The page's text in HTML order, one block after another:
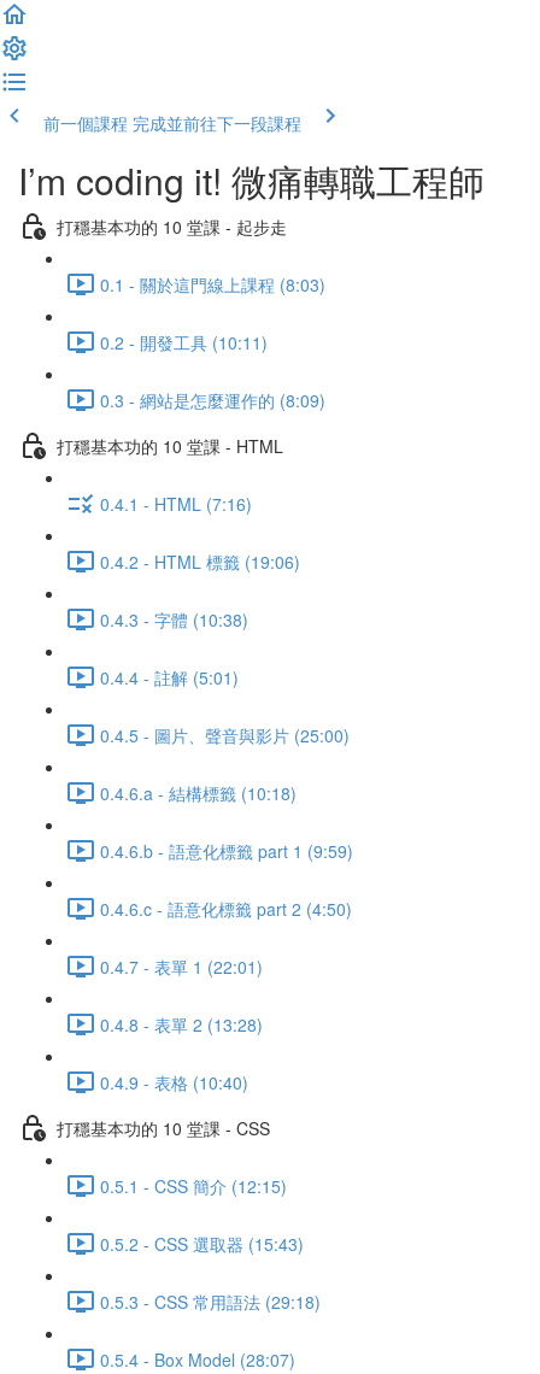
前一個課程 完成並前往下一段課程
I’m coding it! 微痛轉職工程師
打穩基本功的 10 堂課 - 起步走
0.1 - 關於這門線上課程 (8:03)
0.2 - 開發工具 (10:11)
0.3 - 網站是怎麼運作的 (8:09)
打穩基本功的 10 堂課 - HTML
0.4.1 - HTML (7:16)
0.4.2 - HTML 標籤 (19:06)
0.4.3 - 字體 (10:38)
0.4.4 - 註解 (5:01)
0.4.5 - 圖片、聲音與影片 (25:00)
0.4.6.a - 結構標籤 (10:18)
0.4.6.b - 語意化標籤 part 1 (9:59)
0.4.6.c - 語意化標籤 part 2 (4:50)
0.4.7 - 表單 1 (22:01)
0.4.8 - 表單 2 (13:28)
0.4.9 - 表格 (10:40)
打穩基本功的 10 堂課 - CSS
0.5.1 - CSS 簡介 (12:15)
0.5.2 - CSS 選取器 (15:43)
0.5.3 - CSS 常用語法 (29:18)
0.5.4 - Box Model (28:07)